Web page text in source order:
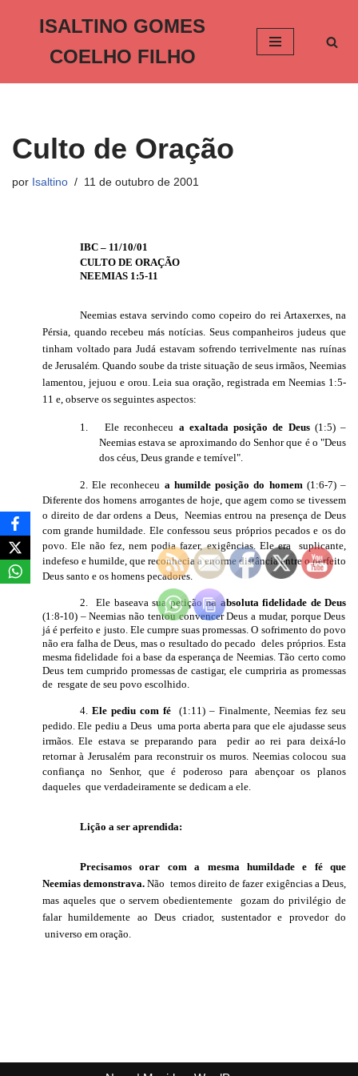
o
ISALTINO GOMES
COELHO FILHO
Culto de Oração
por Isaltino 11 de outubro de 2001
IBC – 11/10/01
CULTO DE ORAÇÃO
NEEMIAS 1:5-11
Neemias estava servindo como copeiro do rei Artaxerxes, na
Pérsia, quando recebeu más notícias. Seus companheiros judeus que
tinham voltado para Judá estavam sofrendo terrivelmente nas ruínas
de Jerusalém. Quando soube da triste situação de seus irmãos, Neemias
lamentou, jejuou e orou. Leia sua oração, registrada em Neemias 1:5-
11 e, observe os seguintes aspectos:
1. Ele reconheceu a exaltada posição de Deus (1:5) –
Neemias estava se aproximando do Senhor que é o "Deus
dos céus, Deus grande e temível".
2. Ele reconheceu a humilde posição do homem (1:6-7) –
Diferente dos homens arrogantes de hoje, que agem como se tivessem
o direito de dar ordens a Deus, Neemias entrou na presença de Deus
com grande humildade. Ele confessou seus próprios pecados e os do
povo. Ele não fez, nem podia fazer, exigências. Ele era
suplicante,
indefeso e humilde, que reconhecia a enorme distância entre o perfeito
Deus santo e os homens pecadores.
2. Ele baseava sua petiçãona absoluta fidelidade de Deus
(1:8-10) – Neemias não tentou convencer Deus a mudar, porque Deus
já é perfeito e justo. Ele cumpre suas promessas. O sofrimento do povo
não era falha de Deus, mas o resultado do pecado deles próprios. Esta
mesma fidelidade foi a base da esperança de Neemias. Tão certo como
Deus tem cumprido promessas de castigar, ele cumpriria as promessas
de resgate de seu povo escolhido.
4.Ele pediu com fé
(1:11) – Finalmente, Neemias fez seu
pedido. Ele pediu a Deus uma porta aberta para que ele ajudasse seus
irmãos. Ele estava se preparando para
pedir ao rei para deixá-lo
retornar à Jerusalém para reconstruir os muros. Neemias colocou sua
confiança no Senhor, que é poderoso para abençoar os planos
daqueles que verdadeiramente se dedicam a ele.
Lição a ser aprendida:
Precisamos orar com a mesma humildade e fé que
Neemias demonstrava. Não temos direito de fazer exigências a Deus,
mas aqueles que o servem obedientemente
gozam do privilégio de
falar humildemente ao Deus criador, sustentador e provedor do
universo em oração.